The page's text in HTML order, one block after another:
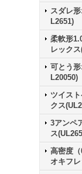
スダレ
柔軟形
レック
可とう
ツイス
クス
3アンペ
ス
高密度（
オキフ